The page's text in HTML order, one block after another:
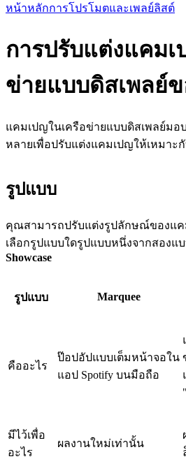
หน้าหลักการโปรโมตและเพลย์ลิสต์
การปรับแต่งแคมเ
ข่ายแบบดิสเพลย์
แคมเปญในเครือข่ายแบบดิสเพลย์มอ
หลายเพื่อปรับแต่งแคมเปญให้เหมาะ
รูปแบบ
คุณสามารถปรับแต่งรูปลักษณ์ของแค
เลือกรูปแบบใดรูปแบบหนึ่งจากสองแ
Showcase
รูปแบบ Marquee
คืออะไร
ป๊อปอัปแบบเต็มหน้าจอใน
แอป Spotify บนมือถือ
มีไว้เพื่อ
อะไร
ผลงานใหม่เท่านั้น